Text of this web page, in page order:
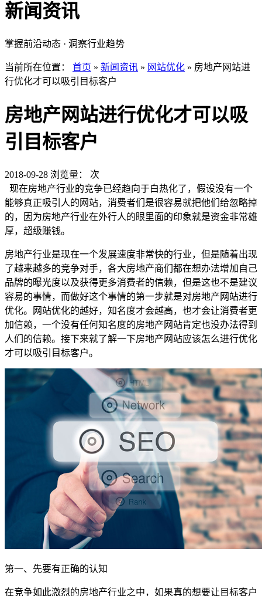
新闻资讯
掌握前沿动态 · 洞察行业趋势
当前所在位置： 首页 » 新闻资讯 » 网站优化 » 房地产网站进
行优化才可以吸引目标客户
房地产网站进行优化才可以吸
引目标客户
2018-09-28 浏览量：
次
现在房地产行业的竞争已经趋向于白热化了，假设没有一个
能够真正吸引人的网站，消费者们是很容易就把他们给忽略掉
的，因为房地产行业在外行人的眼里面的印象就是资金非常雄
厚，超级赚钱。
房地产行业是现在一个发展速度非常快的行业，但是随着出现
了越来越多的竞争对手，各大房地产商们都在想办法增加自己
品牌的曝光度以及获得更多消费者的信赖，但是这也不是建议
容易的事情，而做好这个事情的第一步就是对房地产网站进行
优化。网站优化的越好，知名度才会越高，也才会让消费者更
加信赖，一个没有任何知名度的房地产网站肯定也没办法得到
人们的信赖。接下来就了解一下房地产网站应该怎么进行优化
才可以吸引目标客户。
第一、先要有正确的认知
在竞争如此激烈的房地产行业之中，如果真的想要让目标客户